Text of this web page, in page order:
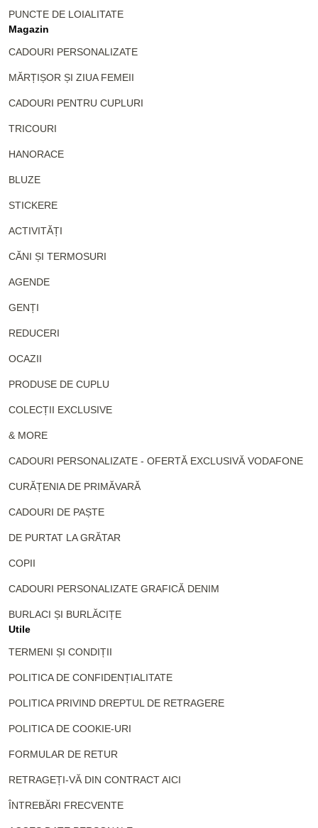
PUNCTE DE LOIALITATE
Magazin
CADOURI PERSONALIZATE
MĂRȚIȘOR ȘI ZIUA FEMEII
CADOURI PENTRU CUPLURI
TRICOURI
HANORACE
BLUZE
STICKERE
ACTIVITĂȚI
CĂNI ȘI TERMOSURI
AGENDE
GENȚI
REDUCERI
OCAZII
PRODUSE DE CUPLU
COLECȚII EXCLUSIVE
& MORE
CADOURI PERSONALIZATE - OFERTĂ EXCLUSIVĂ VODAFONE
CURĂȚENIA DE PRIMĂVARĂ
CADOURI DE PAȘTE
DE PURTAT LA GRĂTAR
COPII
CADOURI PERSONALIZATE GRAFICĂ DENIM
BURLACI ȘI BURLĂCIȚE
Utile
TERMENI ȘI CONDIȚII
POLITICA DE CONFIDENȚIALITATE
POLITICA PRIVIND DREPTUL DE RETRAGERE
POLITICA DE COOKIE-URI
FORMULAR DE RETUR
RETRAGEȚI-VĂ DIN CONTRACT AICI
ÎNTREBĂRI FRECVENTE